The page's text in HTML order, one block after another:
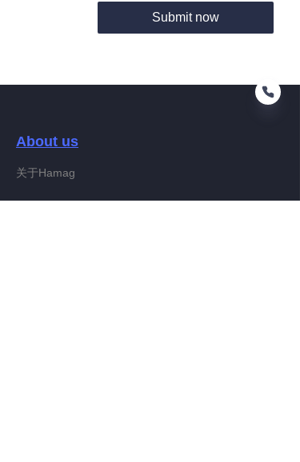
Submit now
About us
关于Hamag
PO